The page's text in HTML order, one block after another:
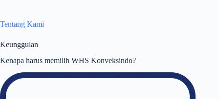
Tentang Kami
Keunggulan
Kenapa harus memilih WHS Konveksindo?